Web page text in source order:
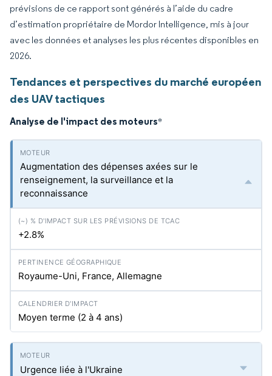
prévisions de ce rapport sont générés à l’aide du cadre
d’estimation propriétaire de Mordor Intelligence, mis à jour
avec les données et analyses les plus récentes disponibles en
2026.
Tendances et perspectives du marché européen
des UAV tactiques
Analyse de l'impact des moteurs*
Augmentation des dépenses axées sur le
renseignement, la surveillance et la
reconnaissance
+2.8%
Royaume-Uni, France, Allemagne
Moyen terme (2 à 4 ans)
Urgence liée à l'Ukraine